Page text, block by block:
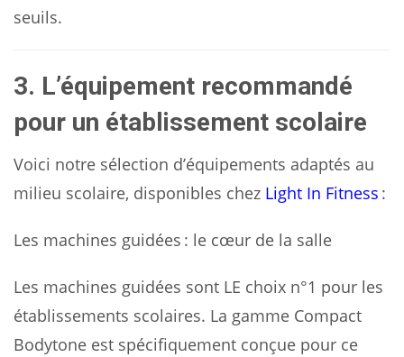
seuils.
3. L’équipement recommandé
pour un établissement scolaire
Voici notre sélection d’équipements adaptés au
milieu scolaire, disponibles chez Light In Fitness :
Les machines guidées : le cœur de la salle
Les machines guidées sont LE choix n°1 pour les
établissements scolaires. La gamme Compact
Bodytone est spécifiquement conçue pour ce